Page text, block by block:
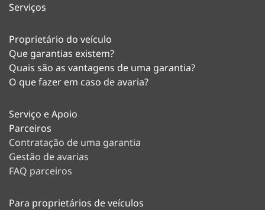
Serviços
Proprietário do veículo
Que garantias existem?
Quais são as vantagens de uma garantia?
O que fazer em caso de avaria?
Serviço e Apoio
Parceiros
Contratação de uma garantia
Gestão de avarias
FAQ parceiros
Para proprietários de veículos